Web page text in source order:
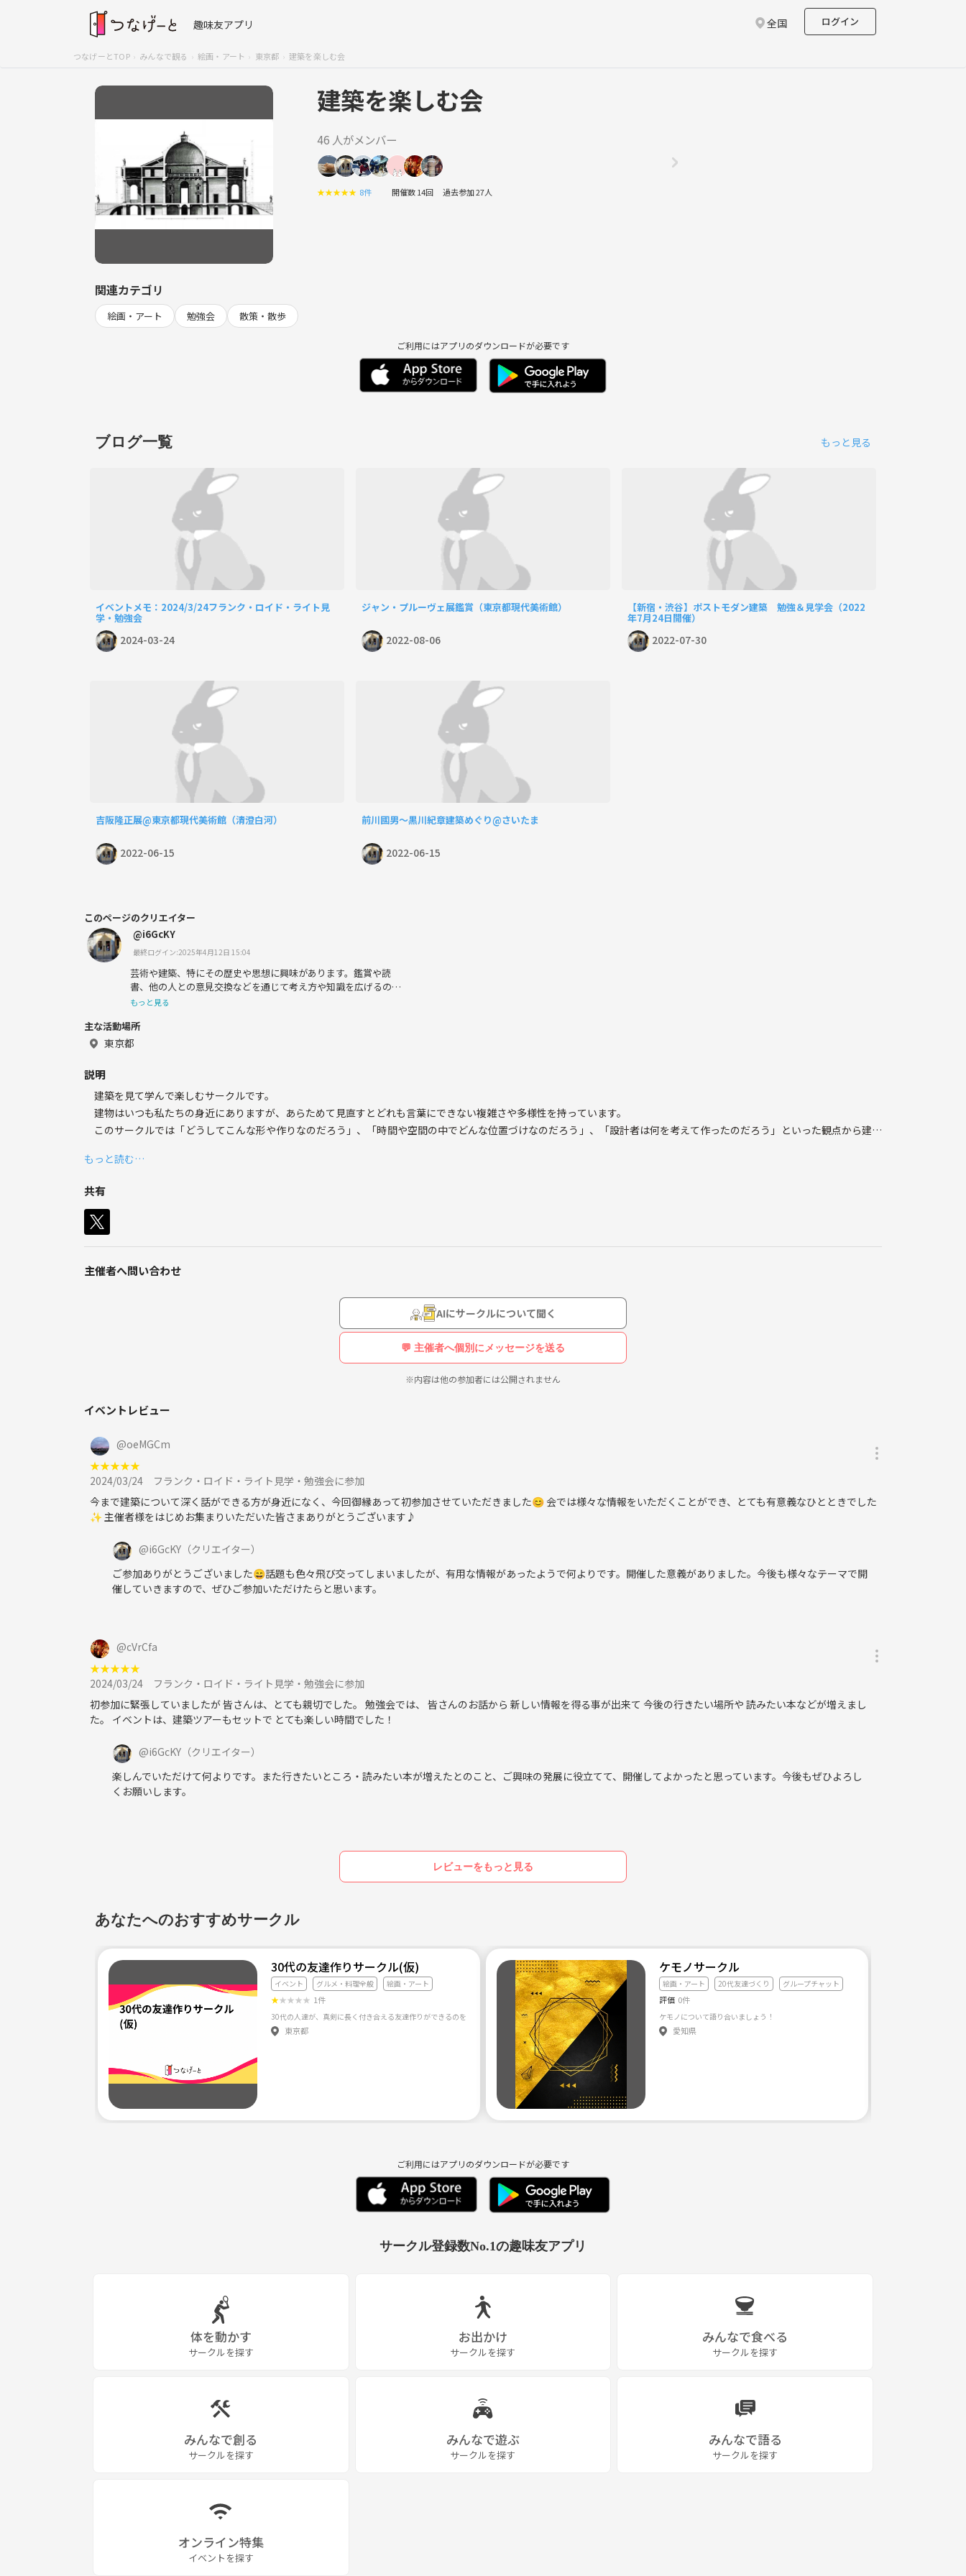
趣味友アプリ 全国 ログイン
つなげーとTOP みんなで観る 絵画・アート 東京都 建築を楽しむ会
建築を楽しむ会
46 人がメンバー
★★★★★ 8件 開催数 14回 過去参加 27人
関連カテゴリ
絵画・アート 勉強会 散策・散歩
ご利用にはアプリのダウンロードが必要です
ブログ一覧 もっと見る
イベントメモ：2024/3/24フランク・ロイド・ライト見
学・勉強会
2024-03-24
ジャン・プルーヴェ展鑑賞（東京都現代美術館）
2022-08-06
【新宿・渋谷】ポストモダン建築 勉強＆見学会（2022
年7月24日開催）
2022-07-30
吉阪隆正展@東京都現代美術館（清澄白河）
2022-06-15
前川國男〜黒川紀章建築めぐり@さいたま
2022-06-15
このページのクリエイター
@i6GcKY
最終ログイン:2025年4月12日 15:04
芸術や建築、特にその歴史や思想に興味があります。鑑賞や読
書、他の人との意見交換などを通じて考え方や知識を広げるのが
好きです。最近は史跡や建物めぐりもしています。
もっと見る
主な活動場所
東京都
説明
建築を見て学んで楽しむサークルです。
建物はいつも私たちの身近にありますが、あらためて見直すとどれも言葉にできない複雑さや多様性を持っています。
このサークルでは「どうしてこんな形や作りなのだろう」、「時間や空間の中でどんな位置づけなのだろう」、「設計者は何を考えて作ったのだろう」といった観点から建築
1〜2ヶ月に1回くらいの頻度でいずれかを開催します。
◇展覧会鑑賞
建築／デザイン系の展覧会を見に行きます。理解を深めるため、カフェ等で予習や復習も行います。行き先は美術館や博物館、建築専門の展示施設などです。
特定の建築家やテーマを取り上げて見学ツアーを行います。現地に解説はありませんので予習をじっくり行います。
建築についての理解を深めて視野を広げるため、建築書や評論を読みます。中には難解な書物もありますが、みんなで読めば理解が進むはず。
・建物（建築）に興味があり、もっとよく知りたい
・建築が持つ美しさや精神性を追求したい
●活動実績（2022年5月以降はレビューを参照ください）
【建築見学】3/26東京高層建築、4/30川村美術館・佐倉城下町
○2021年
【展覧会鑑賞】4/24『アイノとアルヴァ 二人のアアルト』展、7/17隈研吾展、10/9丹下健三展、11/28妹島和世＋西沢立衛／SANAA展
【建築見学】8/21前川國男自邸（オンライン）
【建築読書会】2/7・2/21五十嵐太郎『現代建築に関する16章』、3/28長谷川堯『神殿か獄舎か』、9/4西洋建築史その1
もっと読む…
共有
主催者へ問い合わせ
AIにサークルについて聞く
💬 主催者へ個別にメッセージを送る
※内容は他の参加者には公開されません
イベントレビュー
@oeMGCm
★★★★★
2024/03/24
フランク・ロイド・ライト見学・勉強会に参加
今まで建築について深く話ができる方が身近になく、今回御縁あって初参加させていただきました😊 会では様々な情報をいただくことができ、とても有意義なひとときでした
✨ 主催者様をはじめお集まりいただいた皆さまありがとうございます♪
@i6GcKY （クリエイター）
ご参加ありがとうございました😄話題も色々飛び交ってしまいましたが、有用な情報があったようで何よりです。開催した意義がありました。今後も様々なテーマで開
催していきますので、ぜひご参加いただけたらと思います。
@cVrCfa
★★★★★
2024/03/24
フランク・ロイド・ライト見学・勉強会に参加
初参加に緊張していましたが 皆さんは、とても親切でした。 勉強会では、 皆さんのお話から 新しい情報を得る事が出来て 今後の行きたい場所や 読みたい本などが増えまし
た。 イベントは、建築ツアーもセットで とても楽しい時間でした！
@i6GcKY （クリエイター）
楽しんでいただけて何よりです。また行きたいところ・読みたい本が増えたとのこと、ご興味の発展に役立てて、開催してよかったと思っています。今後もぜひよろし
くお願いします。
レビューをもっと見る
あなたへのおすすめサークル
30代の友達作りサークル(仮)
イベント グルメ・料理全般 絵画・アート
★★★★★ 1件
30代の人達が、真剣に長く付き合える友達作りができるのをお手伝いするサークルです。気になった方は、是非ご参加をお願いします。
東京都
ケモノサークル
絵画・アート 20代友達づくり グループチャット
評価 0件
ケモノについて語り合いましょう！
愛知県
ご利用にはアプリのダウンロードが必要です
サークル登録数No.1の趣味友アプリ
体を動かす
サークルを探す
お出かけ
サークルを探す
みんなで食べる
サークルを探す
みんなで創る
サークルを探す
みんなで遊ぶ
サークルを探す
みんなで語る
サークルを探す
オンライン特集
イベントを探す